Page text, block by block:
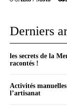
Derniers
les secrets de la
racontés !
Activités
l’artisanat